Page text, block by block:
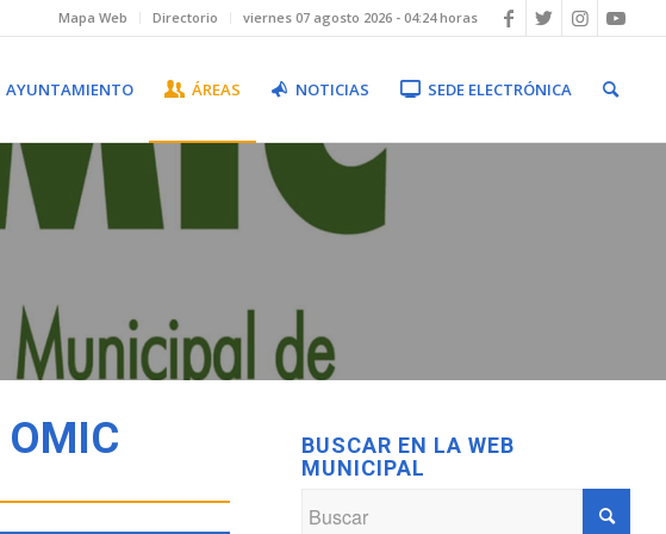
Mapa Web Directorio viernes 07 agosto 2026 - 04:24 horas
AYUNTAMIENTO ÁREAS NOTICIAS SEDE ELECTRÓNICA
OMIC
BUSCAR EN LA WEB
MUNICIPAL